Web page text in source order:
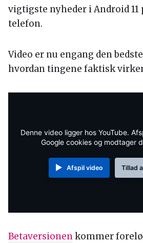
vigtigste nyheder i Android 11
telefon.
Video er nu engang den
hvordan tingene faktisk
Denne video ligger hos YouTube.
Google cookies og modtager
Afspil video Tillad
Betaversionenkommer